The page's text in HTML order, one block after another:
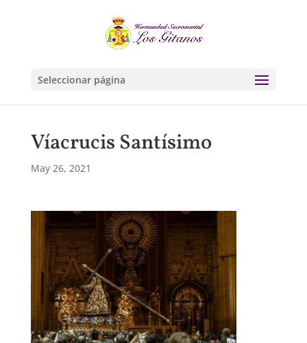
Seleccionar página
Víacrucis Santísimo
May 26, 2021